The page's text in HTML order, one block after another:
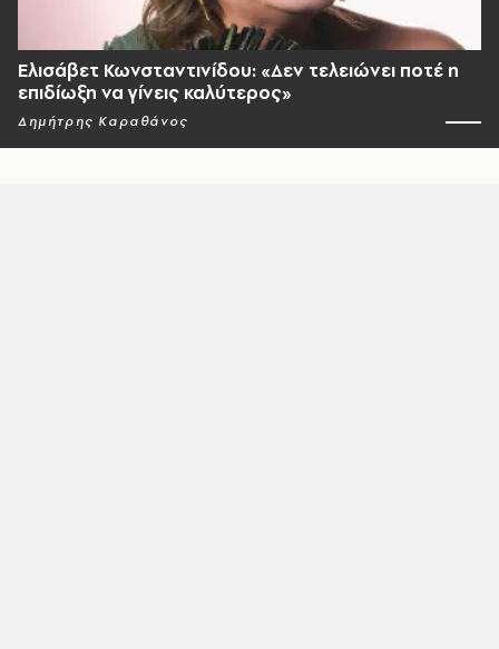
Ελισάβετ Κωνσταντινίδου: «Δεν τελειώνει ποτέ η
επιδίωξη να γίνεις καλύτερος»
Δημήτρης Καραθάνος